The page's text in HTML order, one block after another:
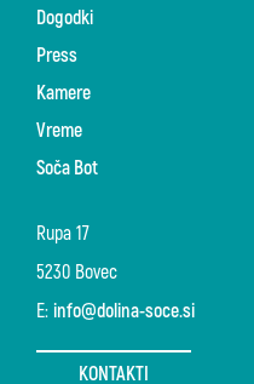
Rupa 17
5230 Bovec
E: info@dolina-soce.si
KONTAKTI
Dogodki
Press
Kamere
Vreme
Soča Bot